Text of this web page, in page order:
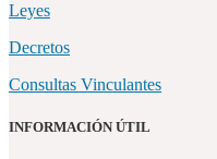
Leyes
Decretos
Consultas Vinculantes
INFORMACIÓN ÚTIL